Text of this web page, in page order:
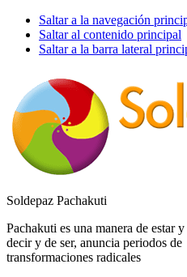
Saltar a la navegación
Saltar al contenido principal
Saltar a la barra lateral
Soldepaz Pachakuti
Pachakuti es una manera de estar
decir y de ser, anuncia periodos de
transformaciones radicales